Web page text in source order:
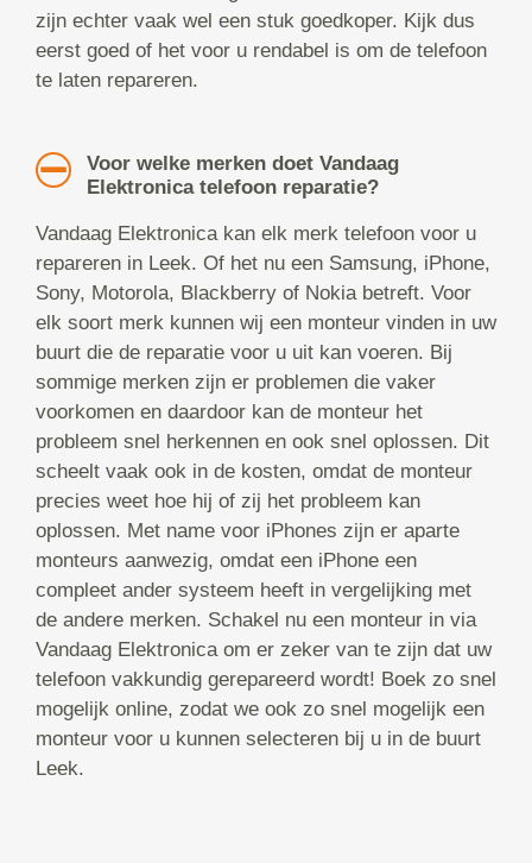
zijn echter vaak wel een stuk goedkoper. Kijk dus
eerst goed of het voor u rendabel is om de telefoon
te laten repareren.
Voor welke merken doet Vandaag
Elektronica telefoon reparatie?
Vandaag Elektronica kan elk merk telefoon voor u
repareren in Leek. Of het nu een Samsung, iPhone,
Sony, Motorola, Blackberry of Nokia betreft. Voor
elk soort merk kunnen wij een monteur vinden in uw
buurt die de reparatie voor u uit kan voeren. Bij
sommige merken zijn er problemen die vaker
voorkomen en daardoor kan de monteur het
probleem snel herkennen en ook snel oplossen. Dit
scheelt vaak ook in de kosten, omdat de monteur
precies weet hoe hij of zij het probleem kan
oplossen. Met name voor iPhones zijn er aparte
monteurs aanwezig, omdat een iPhone een
compleet ander systeem heeft in vergelijking met
de andere merken. Schakel nu een monteur in via
Vandaag Elektronica om er zeker van te zijn dat uw
telefoon vakkundig gerepareerd wordt! Boek zo snel
mogelijk online, zodat we ook zo snel mogelijk een
monteur voor u kunnen selecteren bij u in de buurt
Leek.